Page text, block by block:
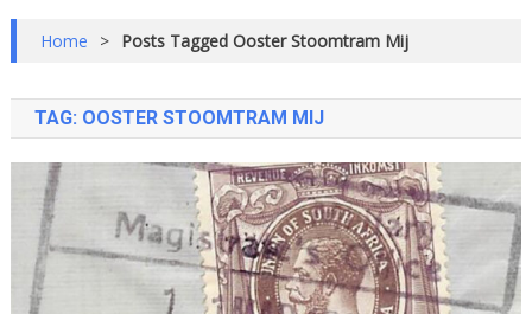
Home > Posts Tagged Ooster Stoomtram Mij
TAG: OOSTER STOOMTRAM MIJ